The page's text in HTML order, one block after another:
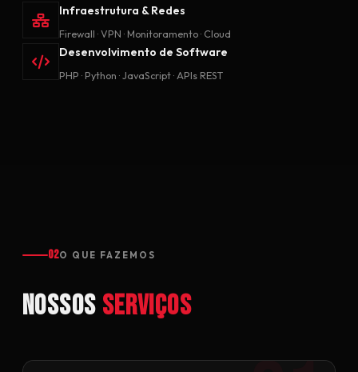
Infraestrutura & Redes
Firewall · VPN · Monitoramento · Cloud
Desenvolvimento de Software
PHP · Python · JavaScript · APIs REST
02O QUE FAZEMOS
Nossos Serviços